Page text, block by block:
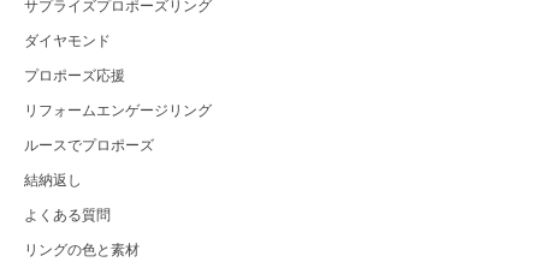
サプライズプロポーズリング
ダイヤモンド
プロポーズ応援
リフォームエンゲージリング
ルースでプロポーズ
結納返し
よくある質問
リングの色と素材